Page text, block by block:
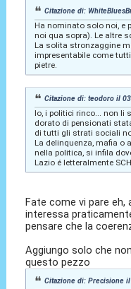
Citazione di:
Ha nominato solo noi, e
noi qua sopra). Le altre
La solita stronzaggine
impresentabile come
pietre.
Citazione di: teodoro il
Io, i politici rinco... non li
dorato di pensionati
di tutti gli strati sociali
La delinquenza, mafia o
nella politica, si infila
Lazio é letteralmente
Fate come vi pare eh,
interessa
pensare che la
Aggiungo solo che
questo pezzo
Citazione di: Precisione